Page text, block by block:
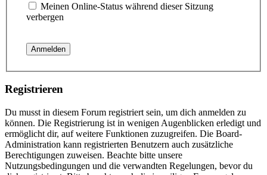
Meinen Online-Status während dieser Sitzung
verbergen
Registrieren
Du musst in diesem Forum registriert sein, um dich anmelden zu
können. Die Registrierung ist in wenigen Augenblicken erledigt und
ermöglicht dir, auf weitere Funktionen zuzugreifen. Die Board-
Administration kann registrierten Benutzern auch zusätzliche
Berechtigungen zuweisen. Beachte bitte unsere
Nutzungsbedingungen und die verwandten Regelungen, bevor du